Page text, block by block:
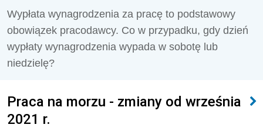
Wypłata wynagrodzenia za pracę to podstawowy
obowiązek pracodawcy. Co w przypadku, gdy dzień
wypłaty wynagrodzenia wypada w sobotę lub
niedzielę?
Praca na morzu - zmiany od września
2021 r.